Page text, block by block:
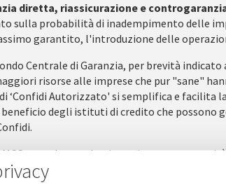
diretta, riassicurazione e
sulla probabilità di inadempimento delle
garantito, l'introduzione delle
Centrale di Garanzia, per brevità indicato
risorse alle imprese che pur "sane"
‘Confidi Autorizzato' si semplifica e facilita
degli istituti di credito che possono
MCC prevede una ulteriore e importante
, che permettono di rendere più snello e
operazioni il rischio è ripartito con criterio